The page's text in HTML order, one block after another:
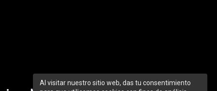
Al visitar nuestro sitio web, das tu consentimiento